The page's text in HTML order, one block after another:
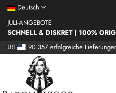
Deutsch
JULI-ANGEBOTE
SCHNELL & DISKRET | 100%
US
90.357 erfolgreiche